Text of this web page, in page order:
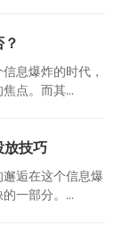
息爆炸的时代，
点。而其...
放技巧
逅在这个信息爆
一部分。...